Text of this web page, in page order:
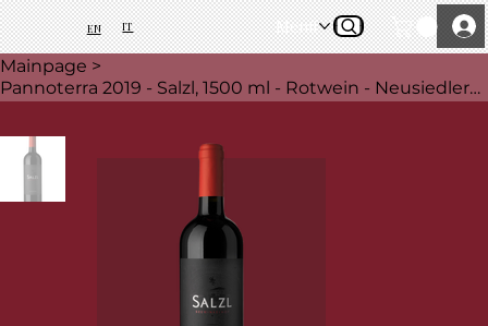
EN IT Menü
Mainpage >
Pannoterra 2019 - Salzl, 1500 ml - Rotwein - Neusiedlersee, Burgenland